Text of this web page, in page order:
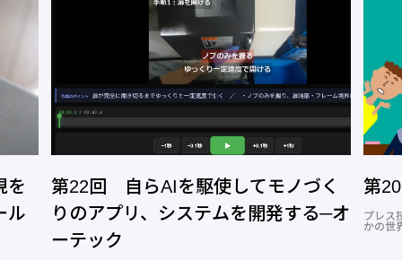
を
ル
第22回 自らAIを駆使してモノづく
りのアプリ、システムを開発する─オ
ーテック
第
プレス
かの世